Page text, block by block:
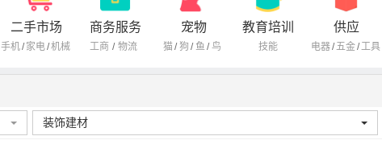
二手市场
手机/ 家电/机械
商务服务
工商 / 物流
宠物
猫/ 狗 / 鱼 / 鸟
教育培训
技能
供应
电器/五金/工具
装饰建材